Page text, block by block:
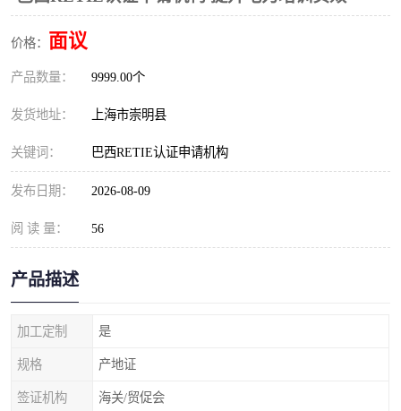
价格： 面议
产品数量： 9999.00个
发货地址： 上海市崇明县
关键词： 巴西RETIE认证申请机构
发布日期： 2026-08-09
阅 读 量： 56
产品描述
加工定制 是
规格 产地证
签证机构 海关/贸促会